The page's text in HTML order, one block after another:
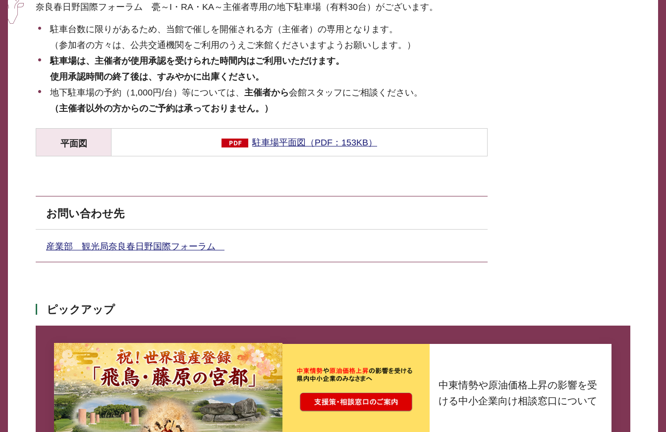
奈良春日野国際フォーラム 甍～I・RA・KA～主催者専用の地下駐車場（有料30台）がございます。
駐車台数に限りがあるため、当館で催しを開催される方（主催者）の専用となります。
（参加者の方々は、公共交通機関をご利用のうえご来館くださいますようお願いします。）
駐車場は、主催者が使用承認を受けられた時間内はご利用いただけます。
使用承認時間の終了後は、すみやかに出庫ください。
地下駐車場の予約（1,000円/台）等については、 主催者から会館スタッフにご相談ください。
（主催者以外の方からのご予約は承っておりません。）
平面図 駐車場平面図（PDF：153KB）
お問い合わせ先
産業部 観光局奈良春日野国際フォーラム
ピックアップ
中東情勢や原油価格上昇の影響を受
ける中小企業向け相談窓口について